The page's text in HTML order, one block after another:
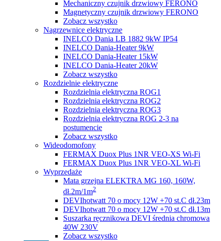
Mechaniczny czujnik drzwiowy FERONO
Magnetyczny czujnik drzwiowy FERONO
Zobacz wszystko
Nagrzewnice elektryczne
INELCO Dania LB 1882 9kW IP54
INELCO Dania-Heater 9kW
INELCO Dania-Heater 15kW
INELCO Dania-Heater 20kW
Zobacz wszystko
Rozdzielnie elektryczne
Rozdzielnia elektryczna ROG1
Rozdzielnia elektryczna ROG2
Rozdzielnia elektryczna ROG3
Rozdzielnia elektryczna ROG 2-3 na
postumencie
Zobacz wszystko
Wideodomofony
FERMAX Duox Plus 1NR VEO-XS Wi-Fi
FERMAX Duox Plus 1NR VEO-XL Wi-Fi
Wyprzedaże
Mata grzejna ELEKTRA MG 160, 160W,
dł.2m/1m2
DEVIhotwatt 70 o mocy 12W +70 st.C dł.23m
DEVIhotwatt 70 o mocy 12W +70 st.C dł.13m
Suszarka ręcznikowa DEVI średnia chromowa
40W 230V
Zobacz wszystko